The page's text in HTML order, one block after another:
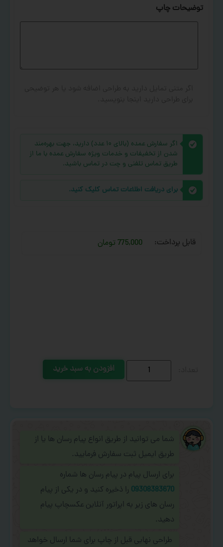
توضیحات چاپ
اگر سفارش عمده (بالای ۱۰ عدد) دارید، جهت بهره‌مند
شدن از تخفیفات و خدمات ویژه سفارش عمده با ما از
طریق تماس تلفنی و چت در تماس باشید.
برای دریافت اطلاعات تماس کلیک کنید.
قابل پرداخت: 775,000 تومان
افزودن به سبد خرید
شما می توانید از طریق انواع پیام رسان ها یا از
طریق ایمیل ثبت سفارش فرمایید.
برای ارسال پیام در پیام رسان ها شماره
09308383670 را ذخیره کنید و در یکی از پیام
رسان های زیر به اپراتور آنلاین عکسچاپ پیام
دهید.
طراحی نهایی قبل از چاپ برای شما ارسال خواهد